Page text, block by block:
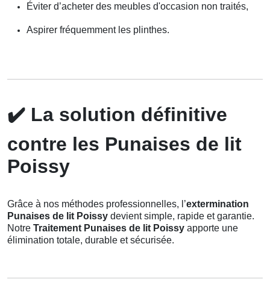
Éviter d’acheter des meubles d'occasion non traités,
Aspirer fréquemment les plinthes.
✔️ La solution définitive
contre les Punaises de lit
Poissy
Grâce à nos méthodes professionnelles, l’extermination
Punaises de lit Poissy devient simple, rapide et garantie.
Notre Traitement Punaises de lit Poissy apporte une
élimination totale, durable et sécurisée.